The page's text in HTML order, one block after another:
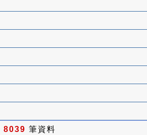
8039 筆資料